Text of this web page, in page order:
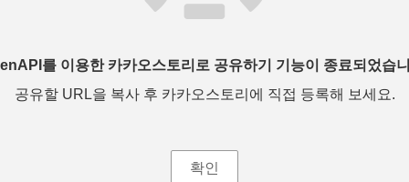
를 이용한 카카오스토리로 공유하기 기능이 종료되었습
공유할 URL을 복사 후 카카오스토리에 직접 등록해 보세요.
확인